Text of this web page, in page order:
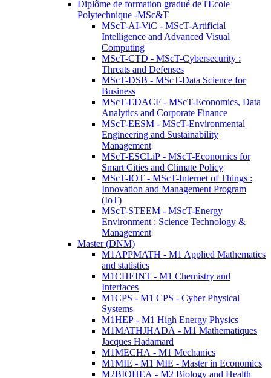
Diplôme de formation gradué de l'Ecole
Polytechnique -MSc&T
MScT-AI-ViC - MScT-Artificial
Intelligence and Advanced Visual
Computing
MScT-CTD - MScT-Cybersecurity :
Threats and Defenses
MScT-DSB - MScT-Data Science for
Business
MScT-EDACF - MScT-Economics, Data
Analytics and Corporate Finance
MScT-EESM - MScT-Environmental
Engineering and Sustainability
Management
MScT-ESCLiP - MScT-Economics for
Smart Cities and Climate Policy
MScT-IOT - MScT-Internet of Things :
Innovation and Management Program
(IoT)
MScT-STEEM - MScT-Energy
Environment : Science Technology &
Management
Master (DNM)
M1APPMATH - M1 Applied Mathematics
and statistics
M1CHEINT - M1 Chemistry and
Interfaces
M1CPS - M1 CPS - Cyber Physical
Systems
M1HEP - M1 High Energy Physics
M1MATHJHADA - M1 Mathematiques
Jacques Hadamard
M1MECHA - M1 Mechanics
M1MIE - M1 MIE - Master in Economics
M2BIOHEA - M2 Biology and Health